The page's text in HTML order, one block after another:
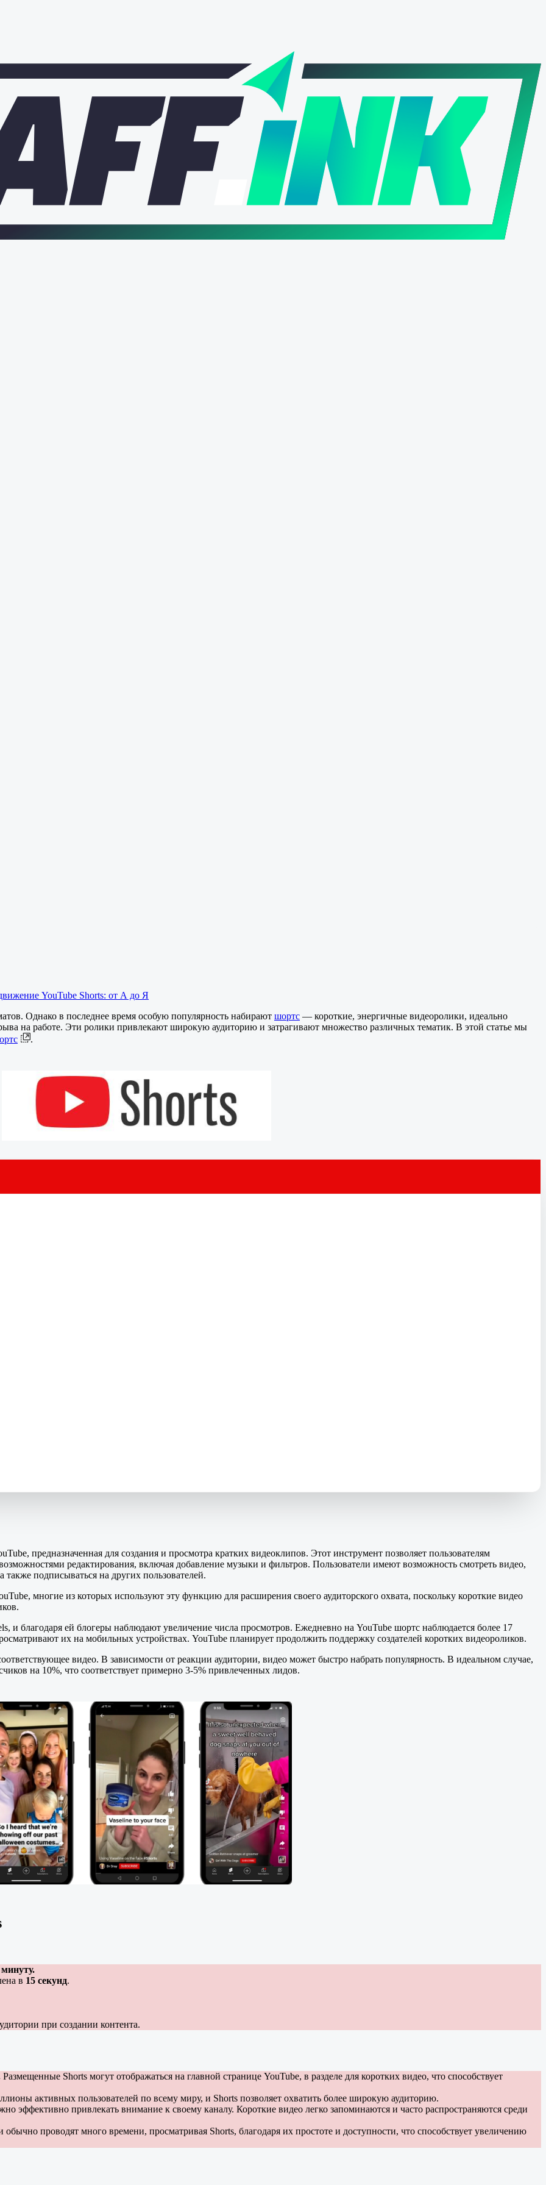
YouTube Shorts: от А до Я
Однако в последнее время особую популярность набирают шортс — короткие, энергичные видеоролики, идеально
на работе. Эти ролики привлекают широкую аудиторию и затрагивают множество различных тематик. В этой статье мы
.
предназначенная для создания и просмотра кратких видеоклипов. Этот инструмент позволяет пользователям
редактирования, включая добавление музыки и фильтров. Пользователи имеют возможность смотреть видео,
подписываться на других пользователей.
многие из которых используют эту функцию для расширения своего аудиторского охвата, поскольку короткие видео
и благодаря ей блогеры наблюдают увеличение числа просмотров. Ежедневно на YouTube шортс наблюдается более 17
их на мобильных устройствах. YouTube планирует продолжить поддержку создателей коротких видеороликов.
видео. В зависимости от реакции аудитории, видео может быстро набрать популярность. В идеальном случае,
на 10%, что соответствует примерно 3-5% привлеченных лидов.
в 15 секунд.
при создании контента.
Размещенные Shorts могут отображаться на главной странице YouTube, в разделе для коротких видео, что способствует
активных пользователей по всему миру, и Shorts позволяет охватить более широкую аудиторию.
эффективно привлекать внимание к своему каналу. Короткие видео легко запоминаются и часто распространяются среди
обычно проводят много времени, просматривая Shorts, благодаря их простоте и доступности, что способствует увеличению